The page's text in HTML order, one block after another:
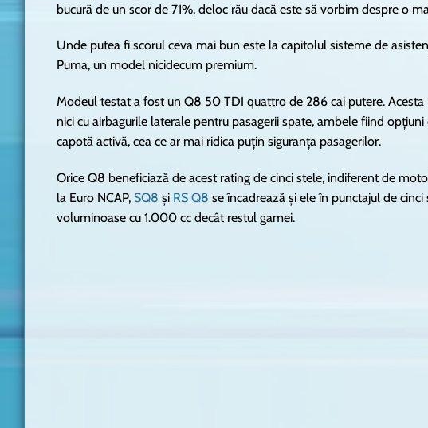
bucură de un scor de 71%, deloc rău dacă este să vorbim despre o
Unde putea fi scorul ceva mai bun este la capitolul sisteme de
Puma, un model nicidecum premium.
Modeul testat a fost un Q8 50 TDI quattro de 286 cai putere.
nici cu airbagurile laterale pentru pasagerii spate, ambele fiind
capotă activă, cea ce ar mai ridica puțin siguranța pasagerilor.
Orice Q8 beneficiază de acest rating de cinci stele, indiferent de
la Euro NCAP, SQ8 și RS Q8 se încadrează și ele în punctajul de
voluminoase cu 1.000 cc decât restul gamei.